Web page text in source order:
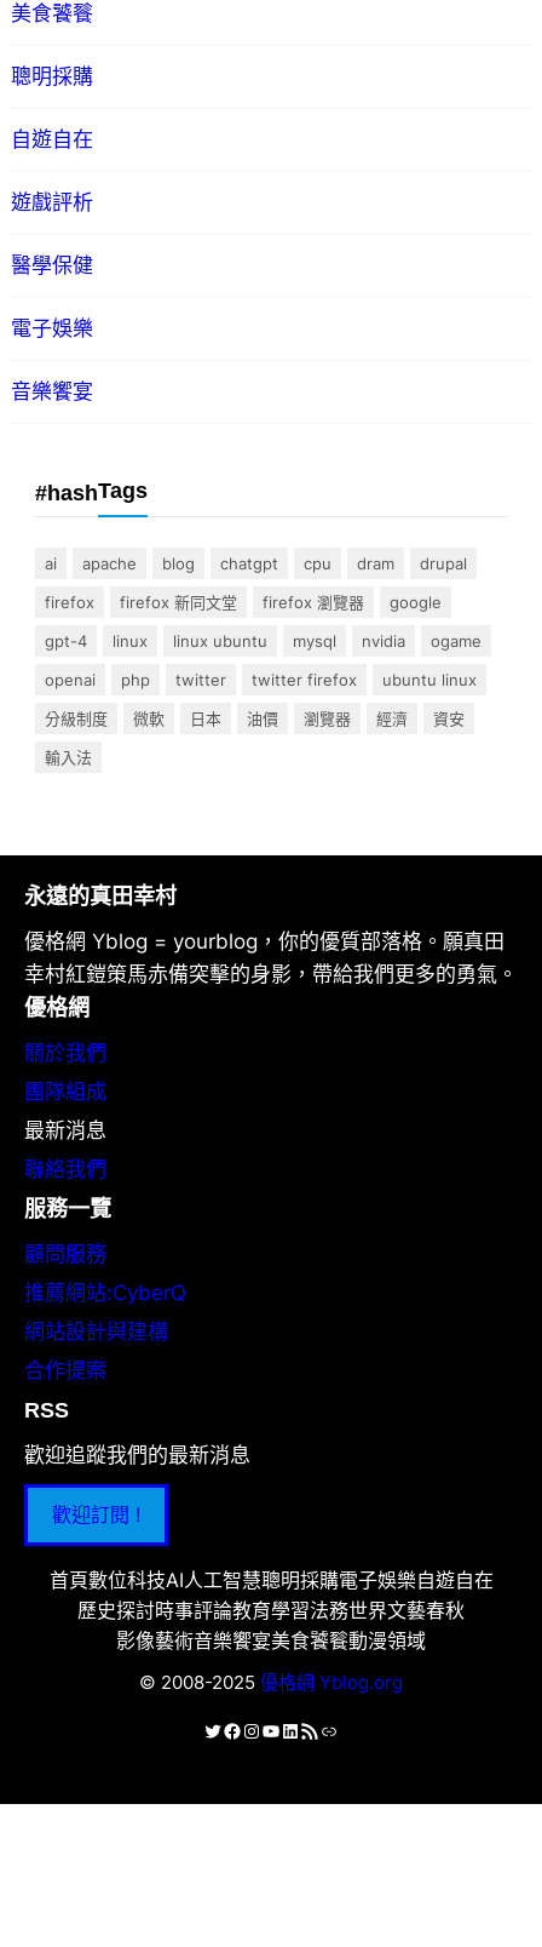
美食饕餮
聰明採購
自遊自在
遊戲評析
醫學保健
電子娛樂
音樂饗宴
#hashTags
ai apache blog chatgpt cpu dram
drupal
firefox
firefox 新同文堂 firefox 瀏覽器
google
gpt-4
linux linux ubuntu mysql nvidia
ogame
openai
php twitter twitter firefox
ubuntu linux
分級制度
微軟 日本 油價 瀏覽器 經濟
資安
輸入法
永遠的真田幸村
優格網 Yblog = yourblog，你的優質部落格。願真田
幸村紅鎧策馬赤備突擊的身影，帶給我們更多的勇氣。
優格網
關於我們
團隊組成
最新消息
聯絡我們
服務一覽
顧問服務
推薦網站:CyberQ
網站設計與建構
合作提案
RSS
歡迎追蹤我們的最新消息
歡迎訂閱 !
首頁數位科技AI人工智慧聰明採購電子娛樂自遊自在
歷史探討時事評論教育學習法務世界文藝春秋
影像藝術音樂饗宴美食饕餮動漫領域
© 2008-2025 優格網 Yblog.org
X Facebook
Instagram
YouTube
LinkedIn
RSS 資訊提供連結